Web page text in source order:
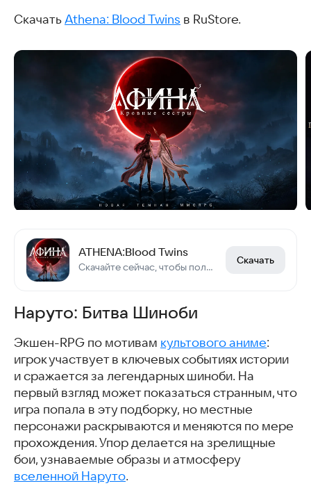
Скачать Athena: Blood Twins в RuStore.
ATHENA:Blood Twins
Скачайте сейчас, чтобы получить карту [Дьявольская Афина] редкости SSR !
Скачать
Наруто: Битва Шиноби
Экшен-RPG по мотивам культового аниме:
игрок участвует в ключевых событиях истории
и сражается за легендарных шиноби. На
первый взгляд может показаться странным, что
игра попала в эту подборку, но местные
персонажи раскрываются и меняются по мере
прохождения. Упор делается на зрелищные
бои, узнаваемые образы и атмосферу
вселенной Наруто.